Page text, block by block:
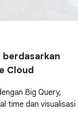
berdasarkan
Cloud
Big Query,
time dan visualisasi